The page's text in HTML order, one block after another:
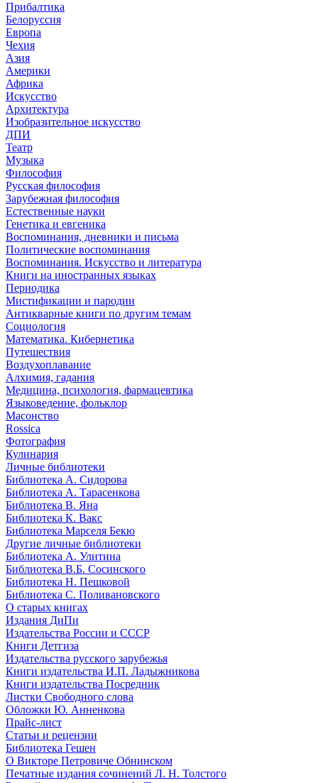
Прибалтика
Белоруссия
Европа
Чехия
Азия
Америки
Африка
Искусство
Архитектура
Изобразительное искусство
ДПИ
Театр
Музыка
Философия
Русская философия
Зарубежная философия
Естественные науки
Генетика и евгеника
Воспоминания, дневники и письма
Политические воспоминания
Воспоминания. Искусство и литература
Книги на иностранных языках
Периодика
Мистификации и пародии
Антикварные книги по другим темам
Социология
Математика. Кибернетика
Путешествия
Воздухоплавание
Алхимия, гадания
Медицина, психология, фармацевтика
Языковедение, фольклор
Масонство
Rossica
Фотография
Кулинария
Личные библиотеки
Библиотека А. Сидорова
Библиотека А. Тарасенкова
Библиотека В. Яна
Библиотека К. Вакс
Библиотека Марселя Бекю
Другие личные библиотеки
Библиотека А. Улитина
Библиотека В.Б. Сосинского
Библиотека Н. Пешковой
Библиотека С. Поливановского
О старых книгах
Издания ДиПи
Издательства России и СССР
Книги Детгиза
Издательства русского зарубежья
Книги издательства И.П. Ладыжникова
Книги издательства Посредник
Листки Свободного слова
Обложки Ю. Анненкова
Прайс-лист
Статьи и рецензии
Библиотека Гешен
О Викторе Петровиче Обнинском
Печатные издания сочинений Л. Н. Толстого